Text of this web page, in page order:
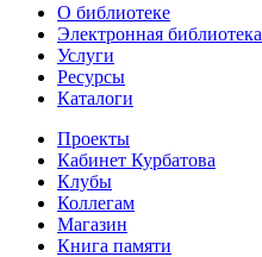
О библиотеке
Электронная библиотека
Услуги
Ресурсы
Каталоги
Проекты
Кабинет Курбатова
Клубы
Коллегам
Магазин
Книга памяти